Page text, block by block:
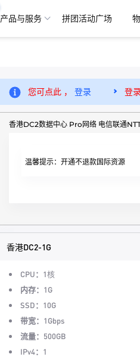
产品与服务 拼团活动广场
您可点此 ， 登录 登
香港DC2数据中心 Pro网络 电信联通
温馨提示：开通不退款国际资源
香港DC2-1G
CPU： 1核
内存： 1G
SSD： 10G
带宽： 1Gbps
流量： 500GB
IPv4： 1